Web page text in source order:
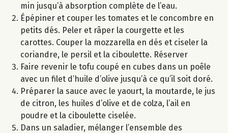
min jusqu’à absorption complète de l’eau.
Épépiner et couper les tomates et le concombre en
petits dés. Peler et râper la courgette et les
carottes. Couper la mozzarella en dés et ciseler la
coriandre, le persil et la ciboulette. Réserver
Faire revenir le tofu coupé en cubes dans un poêle
avec un filet d’huile d’olive jusqu’à ce qu’il soit doré.
Préparer la sauce avec le yaourt, la moutarde, le jus
de citron, les huiles d’olive et de colza, l’ail en
poudre et la ciboulette ciselée.
Dans un saladier, mélanger l’ensemble des